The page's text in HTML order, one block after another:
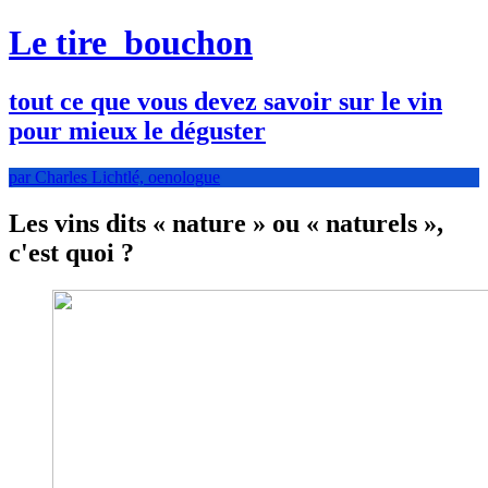
Le tire bouchon
tout ce que vous devez savoir sur le vin
pour mieux le déguster
par Charles Lichtlé, oenologue
Les vins dits « nature » ou « naturels »,
c'est quoi ?